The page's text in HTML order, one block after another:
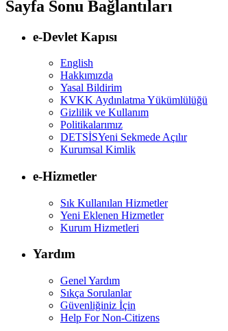
Sayfa Sonu Bağlantıları
e-Devlet Kapısı
English
Hakkımızda
Yasal Bildirim
KVKK Aydınlatma Yükümlülüğü
Gizlilik ve Kullanım
Politikalarımız
DETSİSYeni Sekmede Açılır
Kurumsal Kimlik
e-Hizmetler
Sık Kullanılan Hizmetler
Yeni Eklenen Hizmetler
Kurum Hizmetleri
Yardım
Genel Yardım
Sıkça Sorulanlar
Güvenliğiniz İçin
Help For Non-Citizens